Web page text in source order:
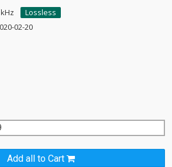
Lossless
02-20
Add all to Cart